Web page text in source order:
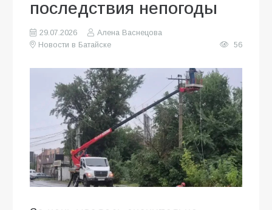
последствия непогоды
29.07.2026
Алена Васнецова
Новости в Батайске
56